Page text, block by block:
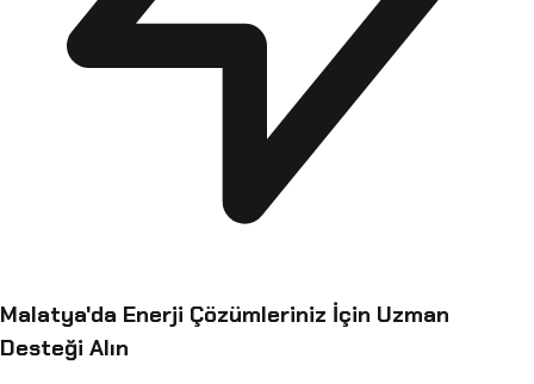
Malatya'da Enerji Çözümleriniz İçin Uzman
Desteği Alın